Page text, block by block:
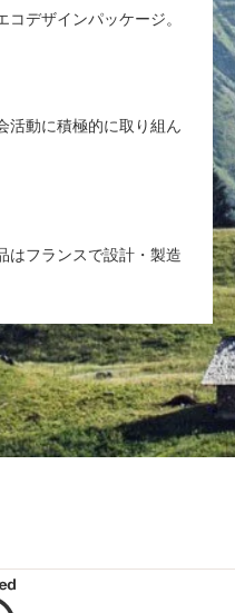
デザインパッケージ。
活動に積極的に取り組ん
はフランスで設計・製造